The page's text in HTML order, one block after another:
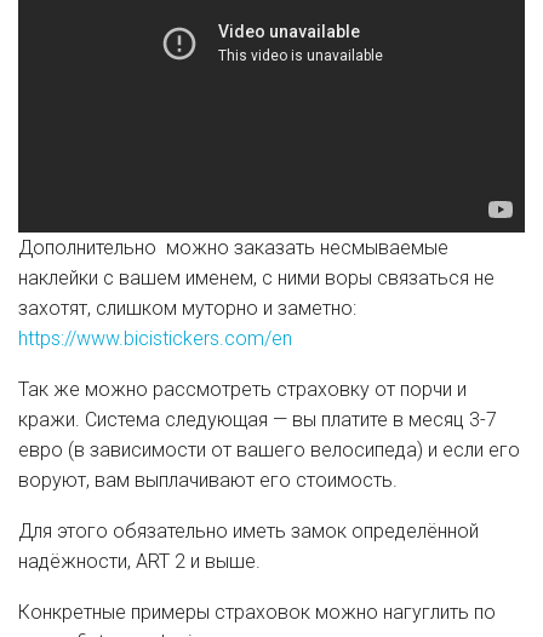
Дополнительно можно заказать несмываемые
наклейки с вашем именем, с ними воры связаться не
захотят, слишком муторно и заметно:
https://www.bicistickers.com/en
Так же можно рассмотреть страховку от порчи и
кражи. Система следующая — вы платите в месяц 3-7
евро (в зависимости от вашего велосипеда) и если его
воруют, вам выплачивают его стоимость.
Для этого обязательно иметь замок определённой
надёжности, ART 2 и выше.
Конкретные примеры страховок можно нагуглить по